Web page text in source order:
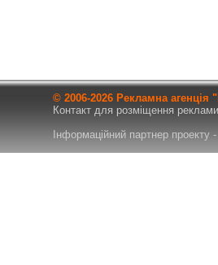
© 2006-2026 Рекламна
Контакт для розміщення
Інформаційний партнер проекту